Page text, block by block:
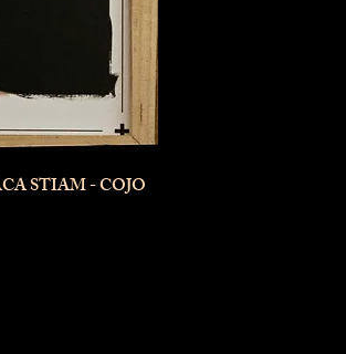
STIAM - COJO